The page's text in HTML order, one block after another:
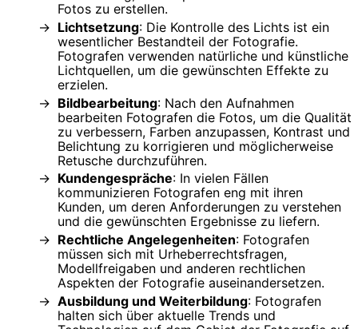
Fotos zu erstellen.
Lichtsetzung: Die Kontrolle des Lichts ist ein
wesentlicher Bestandteil der Fotografie.
Fotografen verwenden natürliche und künstliche
Lichtquellen, um die gewünschten Effekte zu
erzielen.
Bildbearbeitung: Nach den Aufnahmen
bearbeiten Fotografen die Fotos, um die Qualität
zu verbessern, Farben anzupassen, Kontrast und
Belichtung zu korrigieren und möglicherweise
Retusche durchzuführen.
Kundengespräche: In vielen Fällen
kommunizieren Fotografen eng mit ihren
Kunden, um deren Anforderungen zu verstehen
und die gewünschten Ergebnisse zu liefern.
Rechtliche Angelegenheiten: Fotografen
müssen sich mit Urheberrechtsfragen,
Modellfreigaben und anderen rechtlichen
Aspekten der Fotografie auseinandersetzen.
Ausbildung und Weiterbildung: Fotografen
halten sich über aktuelle Trends und